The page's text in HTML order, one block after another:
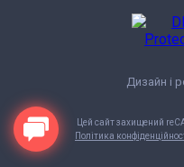
Дизайн і
Цей сайт захищений
Політика